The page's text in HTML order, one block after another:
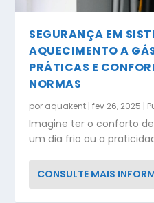
SEGURANÇA EM
AQUECIMENTO A
PRÁTICAS E
NORMAS
por aquakent |fev 26, 2025 |
Imagine ter o conforto
um dia frio ou a
CONSULTE MAIS